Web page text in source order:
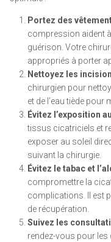
Portez des
compression aident
guérison. Votre
appropriés à porter
Nettoyez les
chirurgien pour
et de l’eau tiède pour
Évitez l’exposition
tissus cicatriciels et
exposer au soleil
suivant la chirurgie.
Évitez le tabac et
compromettre la
complications. Il est
de récupération.
Suivez les
rendez-vous pour